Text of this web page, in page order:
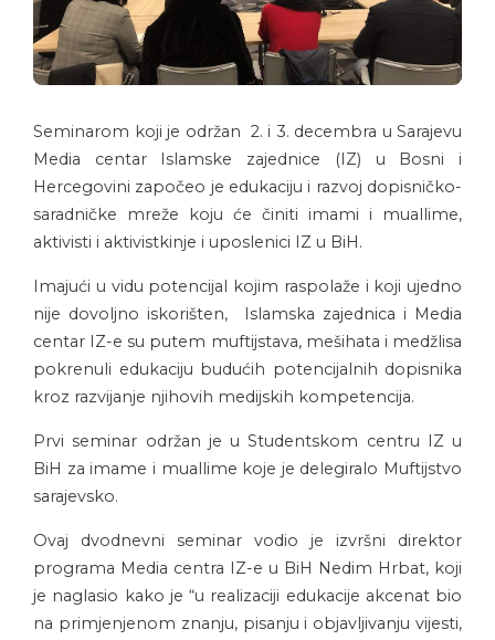
Seminarom koji je održan 2. i 3. decembra u Sarajevu
Media centar Islamske zajednice (IZ) u Bosni i
Hercegovini započeo je edukaciju i razvoj dopisničko-
saradničke mreže koju će činiti imami i muallime,
aktivisti i aktivistkinje i uposlenici IZ u BiH.
Imajući u vidu potencijal kojim raspolaže i koji ujedno
nije dovoljno iskorišten, Islamska zajednica i Media
centar IZ-e su putem muftijstava, mešihata i medžlisa
pokrenuli edukaciju budućih potencijalnih dopisnika
kroz razvijanje njihovih medijskih kompetencija.
Prvi seminar održan je u Studentskom centru IZ u
BiH za imame i muallime koje je delegiralo Muftijstvo
sarajevsko.
Ovaj dvodnevni seminar vodio je izvršni direktor
programa Media centra IZ-e u BiH Nedim Hrbat, koji
je naglasio kako je “u realizaciji edukacije akcenat bio
na primjenjenom znanju, pisanju i objavljivanju vijesti,